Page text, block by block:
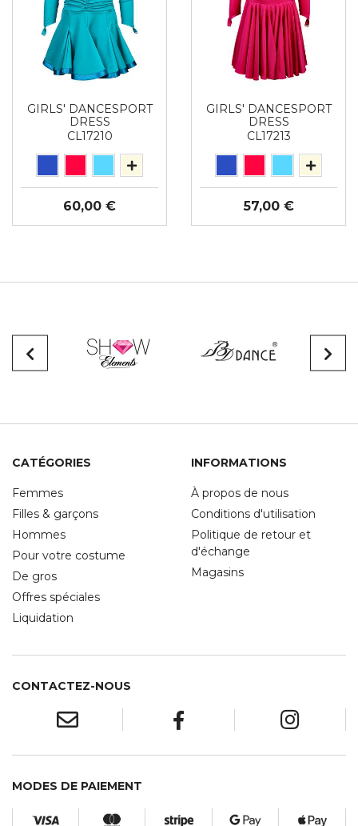
GIRLS' DANCESPORT
DRESS
CL17210
60,00 €
GIRLS' DANCESPORT
DRESS
CL17213
57,00 €
CATÉGORIES
Femmes
Filles & garçons
Hommes
Pour votre costume
De gros
Offres spéciales
Liquidation
INFORMATIONS
À propos de nous
Conditions d'utilisation
Politique de retour et
d'échange
Magasins
CONTACTEZ-NOUS
MODES DE PAIEMENT